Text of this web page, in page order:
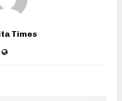
Times